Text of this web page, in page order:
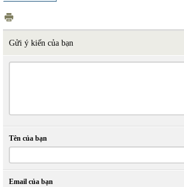
Gửi ý kiến của bạn
Tên của bạn
Email của bạn